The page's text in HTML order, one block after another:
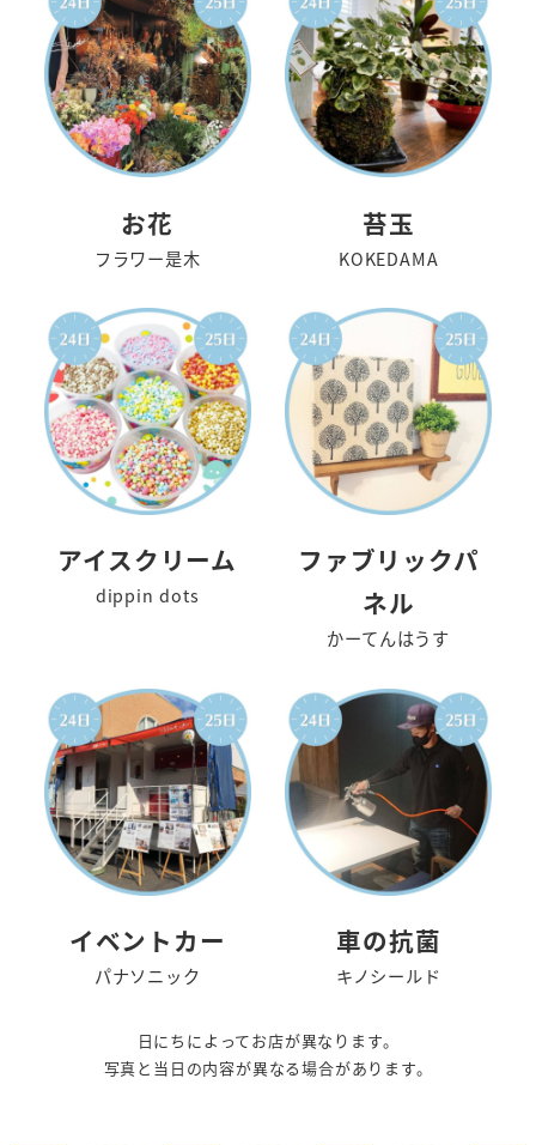
お花
フラワー是木
苔玉
KOKEDAMA
アイスクリーム
dippin dots
ファブリックパ
ネル
かーてんはうす
イベントカー
パナソニック
車の抗菌
キノシールド
日にちによってお店が異なります。
写真と当日の内容が異なる場合があります。